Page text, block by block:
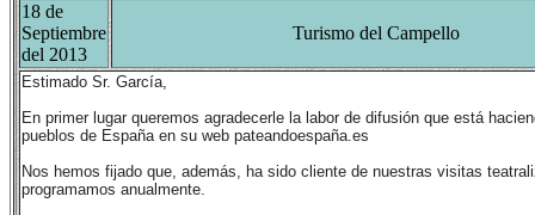
18 de
Septiembre
del 2013
Turismo del Campello
Estimado Sr. García,
En primer lugar queremos agradecerle la labor de difusión que está
pueblos de España en su web pateandoespaña.es
Nos hemos fijado que, además, ha sido cliente de nuestras visitas
programamos anualmente.